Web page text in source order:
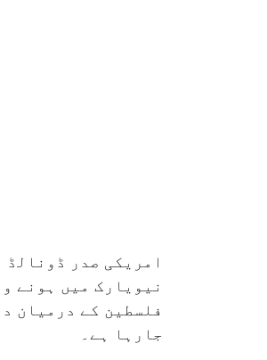
امریکی صدر
نیویارک میں ہونے
فلسطین کے درمیان
جارہا ہے۔